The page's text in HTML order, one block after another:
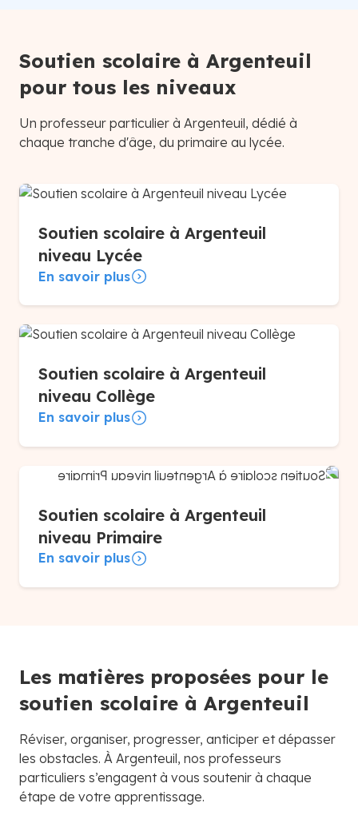
Soutien scolaire à Argenteuil
pour tous les niveaux
Un professeur particulier à Argenteuil, dédié à
chaque tranche d'âge, du primaire au lycée.
Soutien scolaire à Argenteuil
niveau Lycée
En savoir plus
Soutien scolaire à Argenteuil
niveau Collège
En savoir plus
Soutien scolaire à Argenteuil
niveau Primaire
En savoir plus
Les matières proposées pour le
soutien scolaire à Argenteuil
Réviser, organiser, progresser, anticiper et dépasser
les obstacles. À Argenteuil, nos professeurs
particuliers s’engagent à vous soutenir à chaque
étape de votre apprentissage.